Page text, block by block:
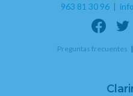
963 81 30 96|
Preguntas frecuentes